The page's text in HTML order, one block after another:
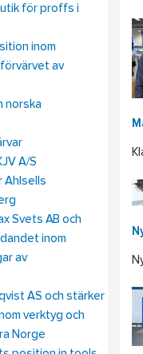
för proffs i
inom
av
norska
A/S
Ahlsells
Svets AB och
inom
av
AS och stärker
verktyg och
Norge